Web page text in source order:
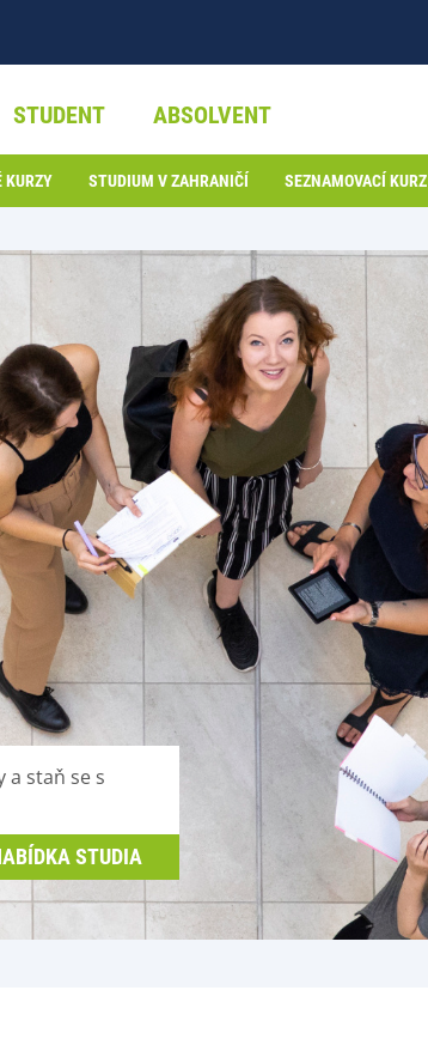
STUDENT ABSOLVENT
KURZY STUDIUM V ZAHRANIČÍ SEZNAMOVACÍ KURZ
a staň se s
STUDIA